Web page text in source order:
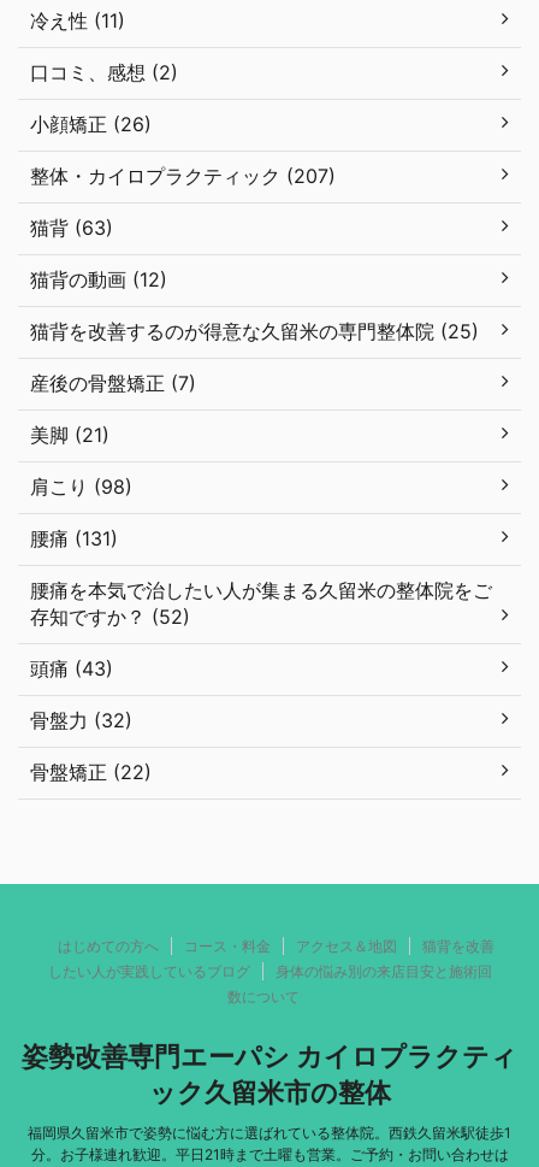
冷え性 (11)
口コミ、感想 (2)
小顔矯正 (26)
整体・カイロプラクティック (207)
猫背 (63)
猫背の動画 (12)
猫背を改善するのが得意な久留米の専門整体院 (25)
産後の骨盤矯正 (7)
美脚 (21)
肩こり (98)
腰痛 (131)
腰痛を本気で治したい人が集まる久留米の整体院をご
存知ですか？ (52)
頭痛 (43)
骨盤力 (32)
骨盤矯正 (22)
はじめての方へ コース・料金 アクセス＆地図
猫背を改善
したい人が実践しているブログ
身体の悩み別の来店目安と施術回
数について
姿勢改善専門エーパシ カイロプラクティ
ック久留米市の整体
福岡県久留米市で姿勢に悩む方に選ばれている整体院。西鉄久留米駅徒歩1
分。お子様連れ歓迎。平日21時まで土曜も営業。ご予約・お問い合わせは